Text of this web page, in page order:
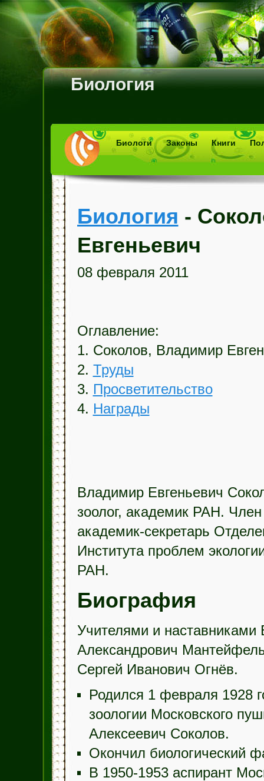
Биология
Биологи Законы Книги
Биология -
Евгеньевич
08 февраля 2011
Оглавление:
1. Соколов, Владимир
2. Труды
3. Просветительство
4. Награды
Владимир Евгеньевич
зоолог, академик РАН.
академик-секретарь
Института проблем
РАН.
Биография
Учителями и
Александрович
Сергей Иванович Огнёв.
Родился 1 февраля 1928
зоологии Московского
Алексеевич Соколов.
Окончил биологический
В 1950-1953 аспирант